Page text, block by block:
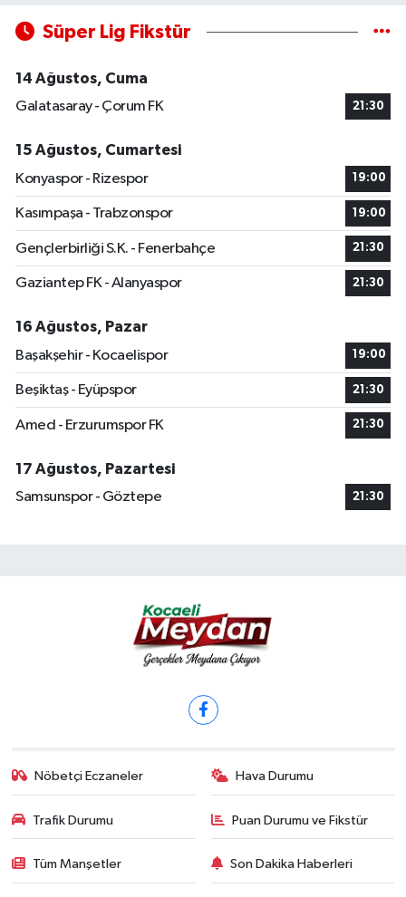
Süper Lig Fikstür
14 Ağustos, Cuma
Galatasaray - Çorum FK
21:30
15 Ağustos, Cumartesi
Konyaspor - Rizespor
19:00
Kasımpaşa - Trabzonspor 19:00
Gençlerbirliği S.K. - Fenerbahçe 21:30
Gaziantep FK - Alanyaspor 21:30
16 Ağustos, Pazar
Başakşehir - Kocaelispor
19:00
Beşiktaş - Eyüpspor 21:30
Amed - Erzurumspor FK 21:30
17 Ağustos, Pazartesi
Samsunspor - Göztepe
21:30
Nöbetçi Eczaneler Hava Durumu
Trafik Durumu Puan Durumu ve Fikstür
Tüm Manşetler Son Dakika Haberleri